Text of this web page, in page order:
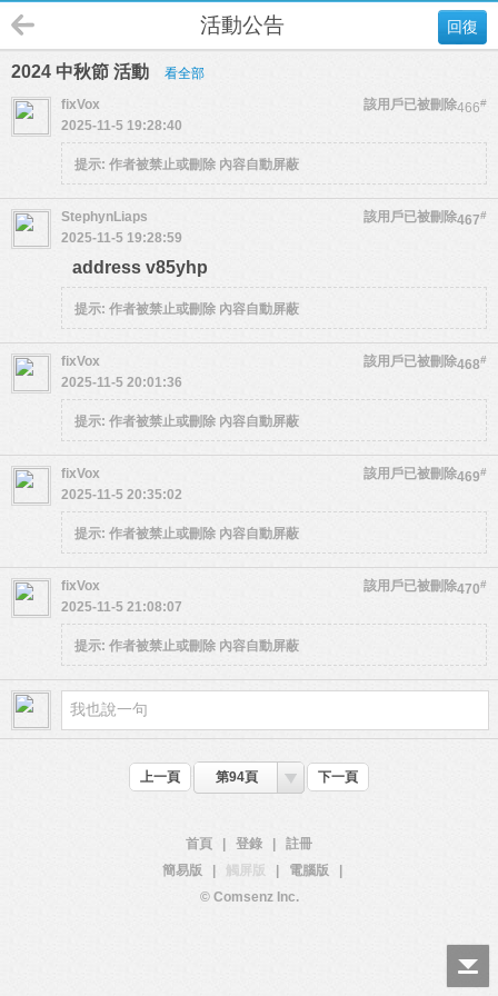
回復
活動公告
2024 中秋節 活動 看全部
466#
fixVox
該用戶已被刪除
2025-11-5 19:28:40
提示: 作者被禁止或刪除 內容自動屏蔽
467#
StephynLiaps
該用戶已被刪除
2025-11-5 19:28:59
address v85yhp
提示: 作者被禁止或刪除 內容自動屏蔽
468#
fixVox
該用戶已被刪除
2025-11-5 20:01:36
提示: 作者被禁止或刪除 內容自動屏蔽
469#
fixVox
該用戶已被刪除
2025-11-5 20:35:02
提示: 作者被禁止或刪除 內容自動屏蔽
470#
fixVox
該用戶已被刪除
2025-11-5 21:08:07
提示: 作者被禁止或刪除 內容自動屏蔽
上一頁 第94頁 下一頁
首頁 登錄
註冊
簡易版
觸屏版 電腦版
© Comsenz Inc.